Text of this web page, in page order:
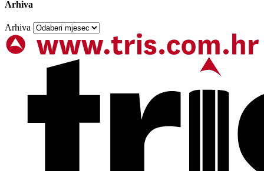
Arhiva
Arhiva